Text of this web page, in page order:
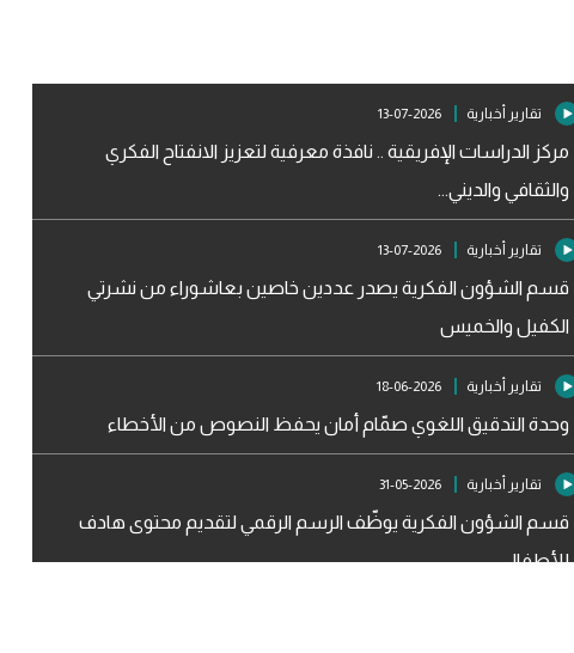
تقارير أخبارية 2026-07-13
مركز الدراسات الإفريقية .. نافذة معرفية لتعزيز الانفتاح الفكري
والثقافي والديني...
تقارير أخبارية 2026-07-13
قسم الشؤون الفكرية يصدر عددين خاصين بعاشوراء من نشرتي
الكفيل والخميس
تقارير أخبارية 2026-06-18
وحدة التدقيق اللغوي صمّام أمان يحفظ النصوص من الأخطاء
تقارير أخبارية 2026-05-31
قسم الشؤون الفكرية يوظّف الرسم الرقمي لتقديم محتوى هادف
للأطفال